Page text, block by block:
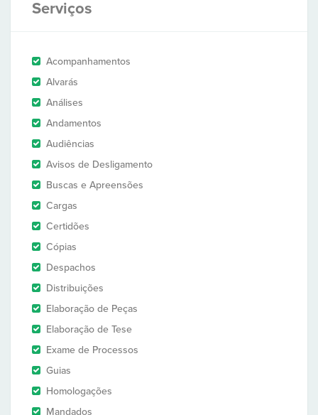
Serviços
Acompanhamentos
Alvarás
Análises
Andamentos
Audiências
Avisos de Desligamento
Buscas e Apreensões
Cargas
Certidões
Cópias
Despachos
Distribuições
Elaboração de Peças
Elaboração de Tese
Exame de Processos
Guias
Homologações
Mandados